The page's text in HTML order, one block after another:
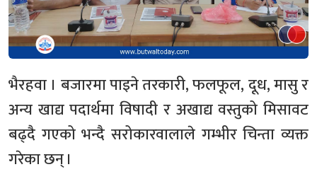
भैरहवा । बजारमा पाइने तरकारी, फलफूल, दूध, मासु र
अन्य खाद्य पदार्थमा विषादी र अखाद्य वस्तुको मिसावट
बढ्दै गएको भन्दै सरोकारवालाले गम्भीर चिन्ता व्यक्त
गरेका छन् ।